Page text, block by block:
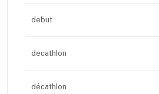
debut
decathlon
décathlon